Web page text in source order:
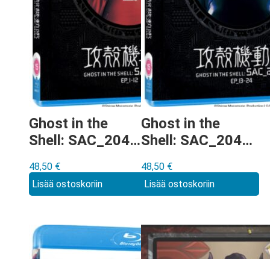
Ghost in the
Shell: SAC_2045
48,50 €
Lisää ostoskoriin
Ghost in the
Shell: SAC_2045
48,50 €
Lisää ostoskoriin